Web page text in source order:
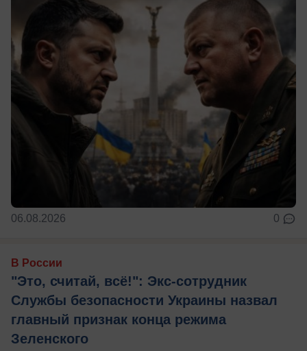
06.08.2026 0
В России
"Это, считай, всё!": Экс-сотрудник
Службы безопасности Украины назвал
главный признак конца режима
Зеленского